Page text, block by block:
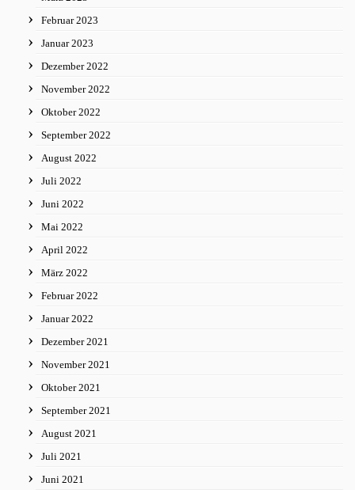
Februar 2023
Januar 2023
Dezember 2022
November 2022
Oktober 2022
September 2022
August 2022
Juli 2022
Juni 2022
Mai 2022
April 2022
März 2022
Februar 2022
Januar 2022
Dezember 2021
November 2021
Oktober 2021
September 2021
August 2021
Juli 2021
Juni 2021